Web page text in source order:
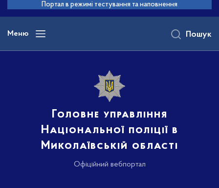
основного
вмісту
Портал в режимі тестування та наповнення
Меню
Головне управління
Національної поліції в
Миколаївській області
Офіційний вебпортал
Пошук